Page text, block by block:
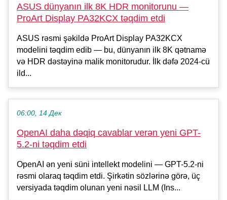
ASUS dünyanın ilk 8K HDR monitorunu —
ProArt Display PA32KCX təqdim etdi
ASUS rəsmi şəkildə ProArt Display PA32KCX
modelini təqdim edib — bu, dünyanın ilk 8K qətnamə
və HDR dəstəyinə malik monitorudur. İlk dəfə 2024-cü
ild...
06:00, 14 Дек
OpenAI daha dəqiq cavablar verən yeni GPT-
5.2-ni təqdim etdi
OpenAI ən yeni süni intellekt modelini — GPT-5.2-ni
rəsmi olaraq təqdim etdi. Şirkətin sözlərinə görə, üç
versiyada təqdim olunan yeni nəsil LLM (Ins...